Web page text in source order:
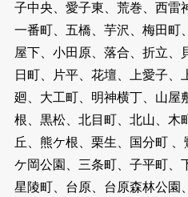
子中央、愛子東、荒巻、西雷
一番町、五橋、芋沢、梅田町
屋下、小田原、落合、折立、
日町、片平、花壇、上愛子、
廻、大工町、明神横丁、山屋
根、黒松、北目町、北山、木
丘、熊ケ根、栗生、国分町
ケ岡公園、三条町、子平町、
星陵町、台原、台原森林公園